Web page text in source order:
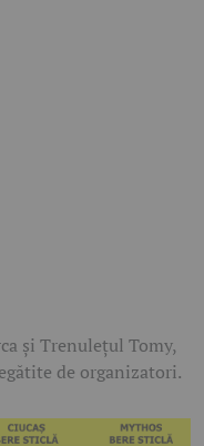
și Trenulețul Tomy,
de organizatori.